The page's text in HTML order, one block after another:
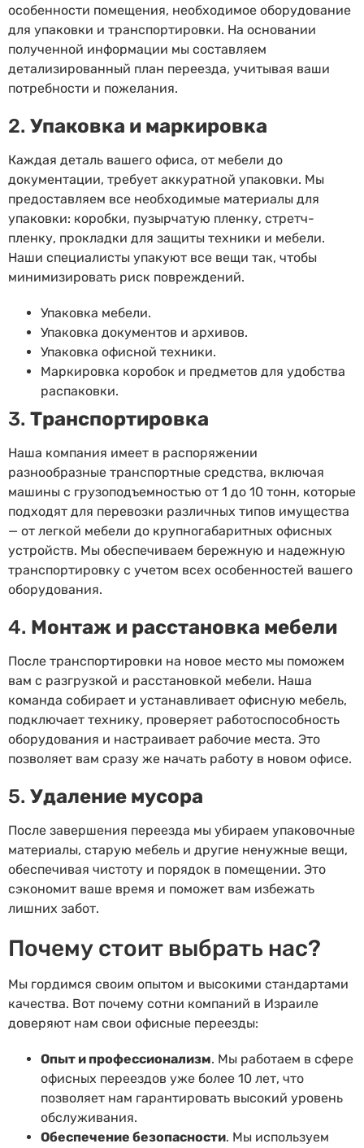
особенности помещения, необходимое оборудование
для упаковки и транспортировки. На основании
полученной информации мы составляем
детализированный план переезда, учитывая ваши
потребности и пожелания.
2. Упаковка и маркировка
Каждая деталь вашего офиса, от мебели до
документации, требует аккуратной упаковки. Мы
предоставляем все необходимые материалы для
упаковки: коробки, пузырчатую пленку, стретч-
пленку, прокладки для защиты техники и мебели.
Наши специалисты упакуют все вещи так, чтобы
минимизировать риск повреждений.
Упаковка мебели.
Упаковка документов и архивов.
Упаковка офисной техники.
Маркировка коробок и предметов для удобства
распаковки.
3. Транспортировка
Наша компания имеет в распоряжении
разнообразные транспортные средства, включая
машины с грузоподъемностью от 1 до 10 тонн, которые
подходят для перевозки различных типов имущества
— от легкой мебели до крупногабаритных офисных
устройств. Мы обеспечиваем бережную и надежную
транспортировку с учетом всех особенностей вашего
оборудования.
4. Монтаж и расстановка мебели
После транспортировки на новое место мы поможем
вам с разгрузкой и расстановкой мебели. Наша
команда собирает и устанавливает офисную мебель,
подключает технику, проверяет работоспособность
оборудования и настраивает рабочие места. Это
позволяет вам сразу же начать работу в новом офисе.
5. Удаление мусора
После завершения переезда мы убираем упаковочные
материалы, старую мебель и другие ненужные вещи,
обеспечивая чистоту и порядок в помещении. Это
сэкономит ваше время и поможет вам избежать
лишних забот.
Почему стоит выбрать нас?
Мы гордимся своим опытом и высокими стандартами
качества. Вот почему сотни компаний в Израиле
доверяют нам свои офисные переезды:
Опыт и профессионализм. Мы работаем в сфере
офисных переездов уже более 10 лет, что
позволяет нам гарантировать высокий уровень
обслуживания.
Обеспечение безопасности. Мы используем